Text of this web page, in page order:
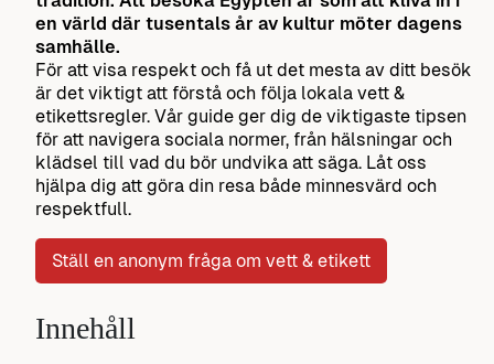
en värld där tusentals år av kultur möter dagens
samhälle.
För att visa respekt och få ut det mesta av ditt besök
är det viktigt att förstå och följa lokala vett &
etikettsregler. Vår guide ger dig de viktigaste tipsen
för att navigera sociala normer, från hälsningar och
klädsel till vad du bör undvika att säga. Låt oss
hjälpa dig att göra din resa både minnesvärd och
respektfull.
Ställ en anonym fråga om vett & etikett
Innehåll